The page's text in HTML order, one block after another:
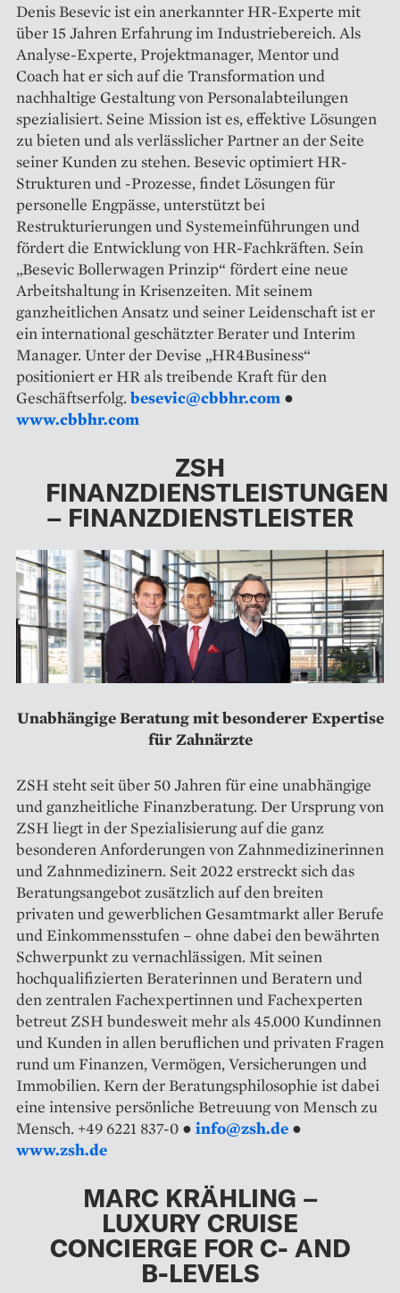
Denis Besevic ist ein anerkannter HR-Experte mit
über 15 Jahren Erfahrung im Industriebereich. Als
Analyse-Experte, Projektmanager, Mentor und
Coach hat er sich auf die Transformation und
nachhaltige Gestaltung von Personalabteilungen
spezialisiert. Seine Mission ist es, effektive Lösungen
zu bieten und als verlässlicher Partner an der Seite
seiner Kunden zu stehen. Besevic optimiert HR-
Strukturen und -Prozesse, findet Lösungen für
personelle Engpässe, unterstützt bei
Restrukturierungen und Systemeinführungen und
fördert die Entwicklung von HR-Fachkräften. Sein
„Besevic Bollerwagen Prinzip“ fördert eine neue
Arbeitshaltung in Krisenzeiten. Mit seinem
ganzheitlichen Ansatz und seiner Leidenschaft ist er
ein international geschätzter Berater und Interim
Manager. Unter der Devise „HR4Business“
positioniert er HR als treibende Kraft für den
Geschäftserfolg. besevic@cbbhr.com ●
www.cbbhr.com
ZSH
FINANZDIENSTLEISTUNGEN
– FINANZDIENSTLEISTER
Unabhängige Beratung mit besonderer Expertise
für Zahnärzte
ZSH steht seit über 50 Jahren für eine unabhängige
und ganzheitliche Finanzberatung. Der Ursprung von
ZSH liegt in der Spezialisierung auf die ganz
besonderen Anforderungen von Zahnmedizinerinnen
und Zahnmedizinern. Seit 2022 erstreckt sich das
Beratungsangebot zusätzlich auf den breiten
privaten und gewerblichen Gesamtmarkt aller Berufe
und Einkommensstufen – ohne dabei den bewährten
Schwerpunkt zu vernachlässigen. Mit seinen
hochqualifizierten Beraterinnen und Beratern und
den zentralen Fachexpertinnen und Fachexperten
betreut ZSH bundesweit mehr als 45.000 Kundinnen
und Kunden in allen beruflichen und privaten Fragen
rund um Finanzen, Vermögen, Versicherungen und
Immobilien. Kern der Beratungsphilosophie ist dabei
eine intensive persönliche Betreuung von Mensch zu
Mensch. +49 6221 837-0 ● info@zsh.de ●
www.zsh.de
MARC KRÄHLING –
LUXURY CRUISE
CONCIERGE FOR C- AND
B-LEVELS